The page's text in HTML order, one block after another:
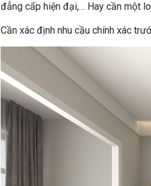
đẳng cấp hiện đại,… Hay cần một
Cần xác định nhu cầu chính xác